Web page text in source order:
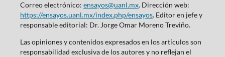
Correo electrónico: ensayos@uanl.mx. Dirección web:
https://ensayos.uanl.mx/index.php/ensayos. Editor en jefe y
responsable editorial: Dr. Jorge Omar Moreno Treviño.
Las opiniones y contenidos expresados en los artículos son
responsabilidad exclusiva de los autores y no reflejan el